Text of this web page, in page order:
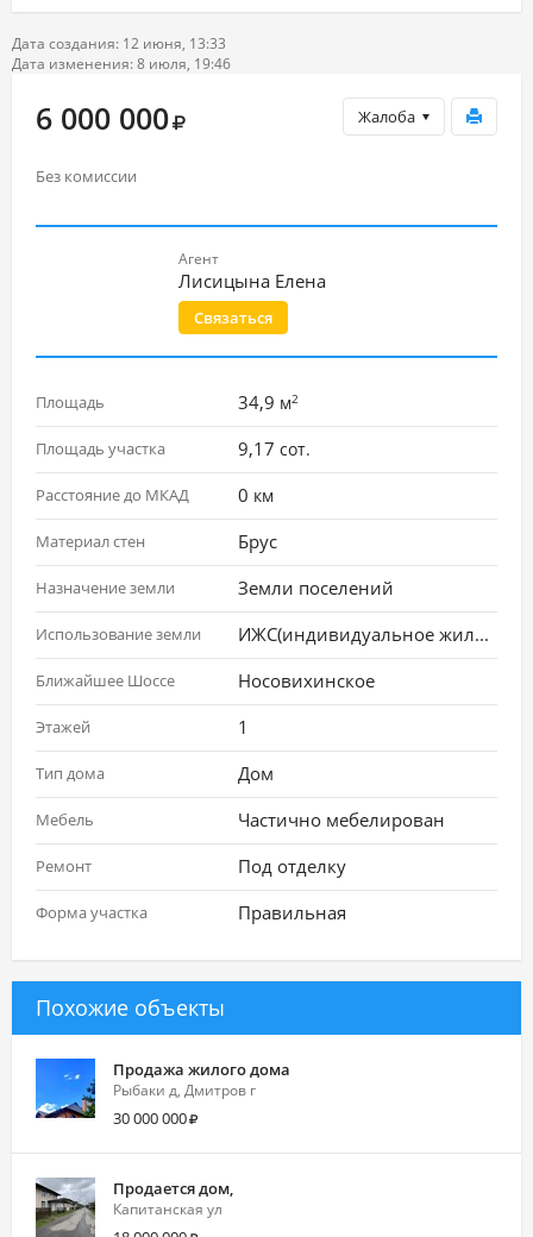
Дата создания: 12 июня, 13:33
Дата изменения: 8 июля, 19:46
Жалоба
6 000 000
Без комиссии
Агент
Лисицына Елена
Связаться
Площадь 34,9 м2
Площадь участка 9,17 сот.
Расстояние до МКАД 0 км
Материал стен Брус
Назначение земли Земли поселений
Использование земли ИЖС(индивидуальное жилищное строительство)
Ближайшее Шоссе Носовихинское
Этажей 1
Тип дома Дом
Мебель Частично мебелирован
Ремонт Под отделку
Форма участка Правильная
Похожие объекты
Продажа жилого дома
Рыбаки д, Дмитров г
30 000 000
Продается дом,
Капитанская ул